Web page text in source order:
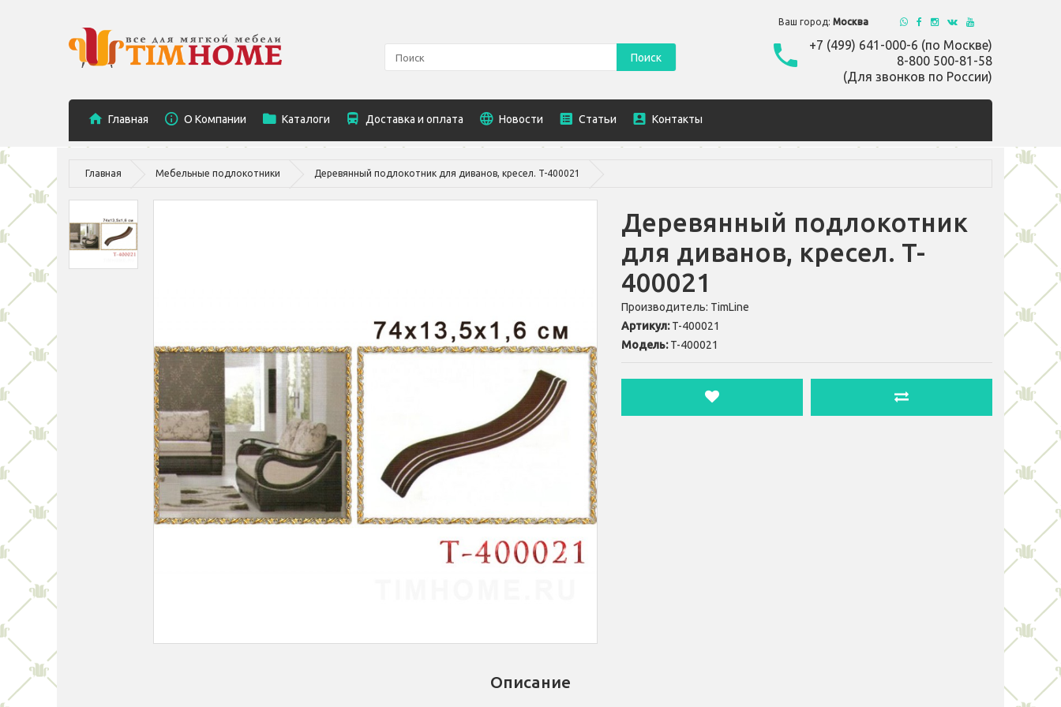
Ваш город: Москва
Поиск
+7 (499) 641-000-6 (по Москве)
8-800 500-81-58
(Для звонков по России)
Главная O Компании Каталоги Доставка и оплата Новости Статьи Контакты
Главная Мебельные подлокотники Деревянный подлокотник для диванов, кресел. T-400021
Деревянный подлокотник
для диванов, кресел. T-
400021
Производитель: TimLine
Артикул: T-400021
Модель: T-400021
Описание